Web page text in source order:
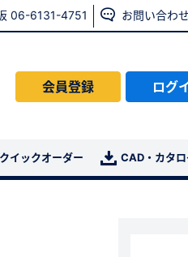
06-6131-4751 お問い合わせ
会員登録 ログ
クイックオーダー CAD・カタ
の方はこちら